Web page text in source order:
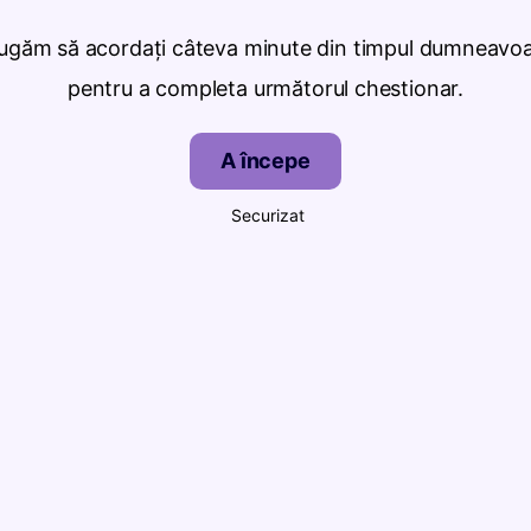
să acordați câteva minute din timpul
pentru a completa următorul chestionar.
A începe
Securizat